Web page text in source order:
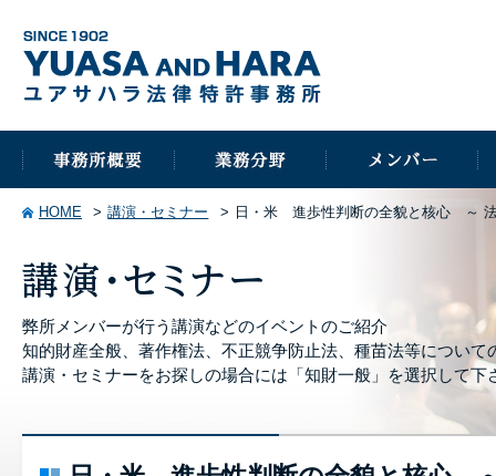
HOME 講演・セミナー 日・米 進歩性判断の全貌と核心 ～
弊所メンバーが行う講演などのイベントのご紹介
知的財産全般、著作権法、不正競争防止法、種苗法等について
講演・セミナーをお探しの場合には「知財一般」を選択して下